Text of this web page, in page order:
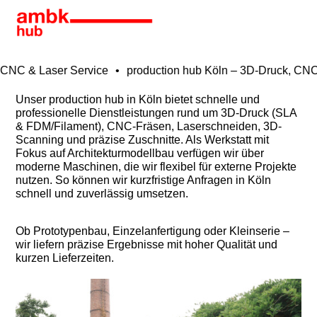
& Laser Service production hub Köln – 3D-Druck,
Unser production hub in Köln bietet schnelle und
professionelle Dienstleistungen rund um 3D-Druck (SLA
& FDM/Filament), CNC-Fräsen, Laserschneiden, 3D-
Scanning und präzise Zuschnitte. Als Werkstatt mit
Fokus auf Architekturmodellbau verfügen wir über
moderne Maschinen, die wir flexibel für externe Projekte
nutzen. So können wir kurzfristige Anfragen in Köln
schnell und zuverlässig umsetzen.
Ob Prototypenbau, Einzelanfertigung oder Kleinserie –
wir liefern präzise Ergebnisse mit hoher Qualität und
kurzen Lieferzeiten.